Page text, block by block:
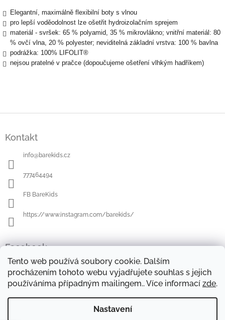
Tento web používá soubory cookie. Dalším
procházením tohoto webu vyjadřujete souhlas s jejich
používáníma případným mailingem.. Více informací zde.
Nastavení
Elegantní, maximálně flexibilní boty s vlnou
pro lepší voděodolnost lze ošetřit hydroizolačním sprejem
materiál - svršek: 65 % polyamid, 35 % mikrovlákno; vnitřní materiál: 80
% ovčí vlna, 20 % polyester; neviditelná základní vrstva: 100 % bavlna
podrážka: 100% LIFOLIT®
nejsou pratelné v pračce (dopoučujeme ošetření vlhkým hadříkem)
Kontakt
info@barekids.cz
777464494
FB BareKids
https://www.instagram.com/barekids/
Facebook
FORMULÁŘE KE STAŽENÍ